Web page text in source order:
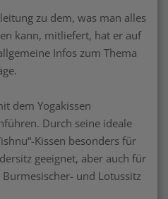
zu dem, was man alles
kann, mitliefert, hat er auf
Infos zum Thema
dem Yogakissen
Durch seine ideale
Kissen besonders für
geeignet, aber auch für
und Lotussitz